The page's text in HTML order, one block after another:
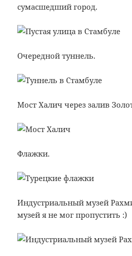
сумасшедший город.
Очередной туннель.
Мост Халич через залив
Флажки.
Индустриальный музей
музей я не мог пропустить :)